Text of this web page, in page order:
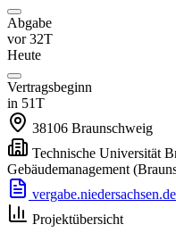
Abgabe
vor 32T
Heute
Vertragsbeginn
in 51T
38106 Braunschweig
Technische Universität
Gebäudemanagement
vergabe.niedersachsen.de
Projektübersicht